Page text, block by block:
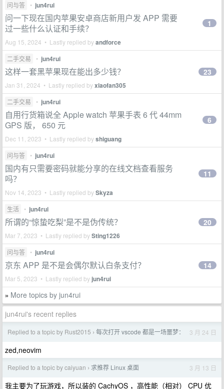
问与答 • jun4rui
问一下现在国内苹果安卓商店新用户发 APP 需要
过一些什么认证和手续？
Aug 15, 2024 • Lastly replied byandforce
1
二手交易 • jun4rui
这样一套黑苹果现在能出多少钱？
Jan 31, 2024 • Lastly replied byxiaofan305
23
二手交易 • jun4rui
自用行货箱说全 Apple watch 苹果手表 6 代 44mm
GPS 版， 650 元
Dec 11, 2023 • Lastly replied byshiguang
6
问与答 • jun4rui
国内有只需要密码就能分享的在线文档查看服务
吗？
Nov 14, 2023 • Lastly replied bySkyza
11
生活 • jun4rui
所谓的“惊蛰吃梨”是不是伪传统？
Mar 7, 2023 • Lastly replied bySting1226
20
问与答 • jun4rui
京东 APP 是不是会偶尔默认白条支付？
Mar 5, 2023 • Lastly replied by jun4rui
14
» More topics by jun4rui
jun4rui's recent replies
Replied to a topic by Rust2015 › 每次打开 vscode 都是一场噩梦： 3 月 24 日
zed,neovim
Replied to a topic by caiyuan › 求推荐 Linux 桌面 3 月 13 日
我主要为了玩游戏，所以装的 CachyOS ，高性能（相对） CPU 优